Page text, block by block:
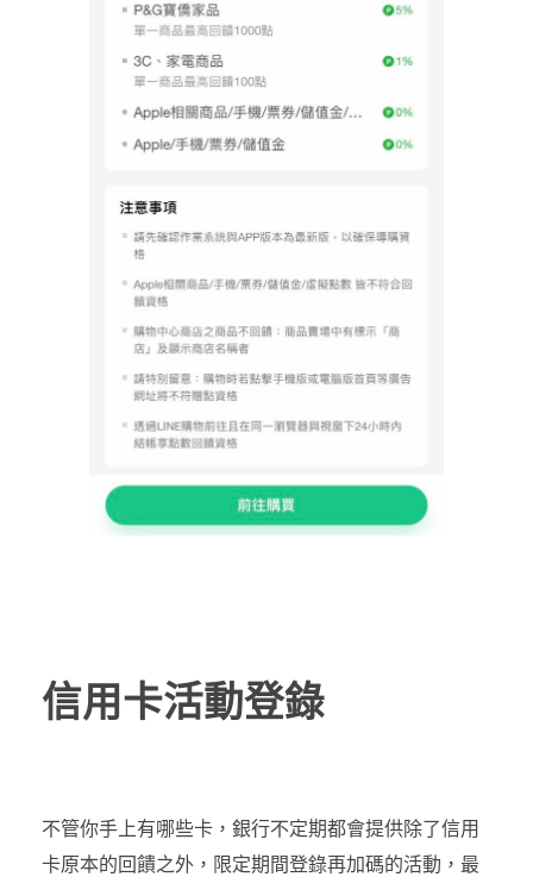
信用卡活動登錄
不管你手上有哪些卡，銀行不定期都會提供除了信用
卡原本的回饋之外，限定期間登錄再加碼的活動，最